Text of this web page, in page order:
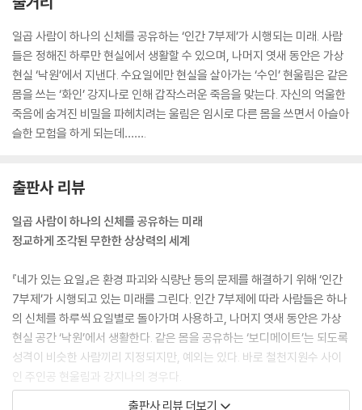
반드시 끝은 있다.
--- p.57
세상에 더는 존재하지 않는 사람의 얼굴을 한 인공지능이 계속 이상한 소
리를 이어 갔다.
“현울림 님께서는 긴급 브링 오일을 사용해 공유 신체에서 혼만 빠져나왔
으며, 낙원 시스템으로 돌아온 지 50시간이 지났습니다. 현울림 님의 사망
“내가 …… 죽었다고?”
--- p.73
은 차분하고 건조했다.
“대체, 부탁할 게 뭔데?” 입에 팝콘이 가득 든 채로 울림이 웅얼거렸다. 이
어 강이룬의 낮은 목소리가 울림의 불안한 마음을 흔들었다.
“내가 이 세상에서 없어질 수 있도록 도와줘.”
--- p.162
“아니? 무재는 여울시에서 잘 사는 것 같던데? 불쌍할 이유가 없지.”
일곱 사람이 하나의 신체를 공유하는 ‘인간 7부제’가 시행되는 미래. 사람
들은 정해진 하루만 현실에서 생활할 수 있으며, 나머지 엿새 동안은 가상
현실 ‘낙원’에서 지낸다. 수요일에만 현실을 살아가는 ‘수인’ 현울림은 같은
몸을 쓰는 ‘화인’ 강지나로 인해 갑작스러운 죽음을 맞는다. 자신의 억울한
죽음에 숨겨진 비밀을 파헤치려는 울림은 임시로 다른 몸을 쓰면서 아슬아
슬한 모험을 하게 되는데…….
출판사 리뷰
일곱 사람이 하나의 신체를 공유하는 미래
정교하게 조각된 무한한 상상력의 세계
『네가 있는 요일』은 환경 파괴와 식량난 등의 문제를 해결하기 위해 ‘인간
7부제’가 시행되고 있는 미래를 그린다. 인간 7부제에 따라 사람들은 하나
의 신체를 하루씩 요일별로 돌아가며 사용하고, 나머지 엿새 동안은 가상
현실 공간 ‘낙원’에서 생활한다. 같은 몸을 공유하는 ‘보디메이트’는 되도록
성격이 비슷한 사람끼리 지정되지만, 예외는 있다. 바로 철천지원수 사이
인 주인공 현울림과 강지나의 경우다.
출판사 리뷰 더보기